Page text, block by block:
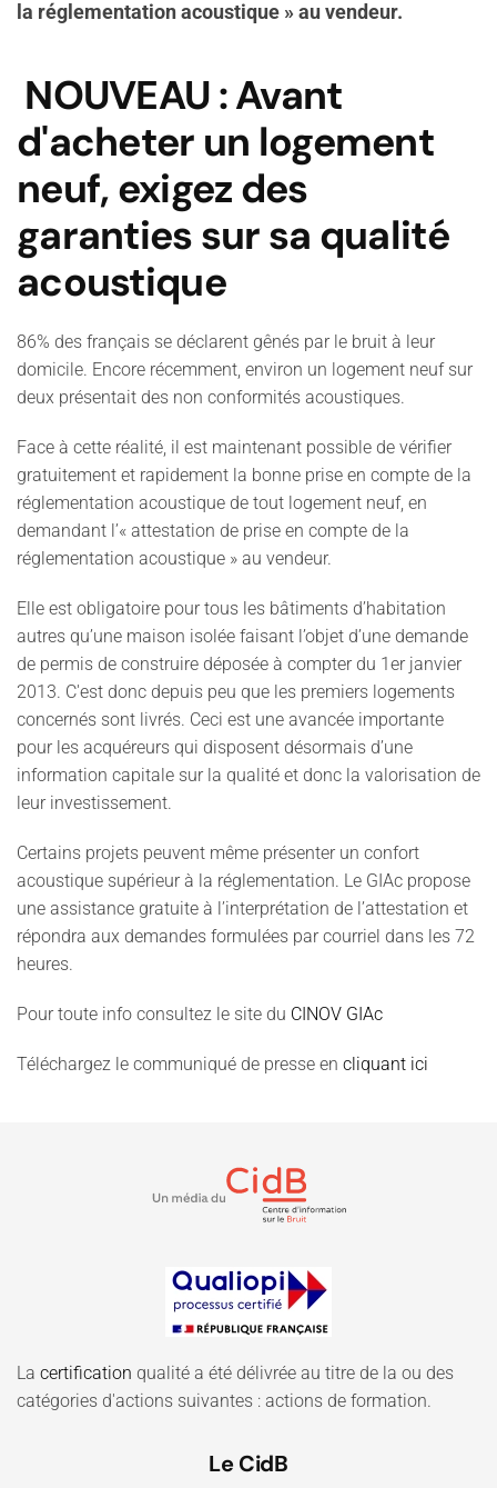
la réglementation acoustique » au vendeur.
NOUVEAU : Avant
d'acheter un logement
neuf, exigez des
garanties sur sa qualité
acoustique
86% des français se déclarent gênés par le bruit à leur
domicile. Encore récemment, environ un logement neuf sur
deux présentait des non conformités acoustiques.
Face à cette réalité, il est maintenant possible de vérifier
gratuitement et rapidement la bonne prise en compte de la
réglementation acoustique de tout logement neuf, en
demandant l’« attestation de prise en compte de la
réglementation acoustique » au vendeur.
Elle est obligatoire pour tous les bâtiments d’habitation
autres qu’une maison isolée faisant l’objet d’une demande
de permis de construire déposée à compter du 1er janvier
2013. C'est donc depuis peu que les premiers logements
concernés sont livrés. Ceci est une avancée importante
pour les acquéreurs qui disposent désormais d’une
information capitale sur la qualité et donc la valorisation de
leur investissement.
Certains projets peuvent même présenter un confort
acoustique supérieur à la réglementation. Le GIAc propose
une assistance gratuite à l’interprétation de l’attestation et
répondra aux demandes formulées par courriel dans les 72
heures.
Pour toute info consultez le site du CINOV GIAc
Téléchargez le communiqué de presse en cliquant ici
La certification qualité a été délivrée au titre de la ou des
catégories d'actions suivantes : actions de formation.
Le CidB